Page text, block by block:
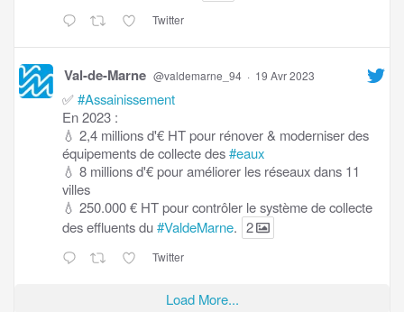
Twitter
Val-de-Marne @valdemarne_94 · 19 Avr 2023
✅#Assainissement
En 2023 :
💧 2,4 millions d'€ HT pour rénover & moderniser des
équipements de collecte des#eaux
💧 8 millions d'€ pour améliorer les réseaux dans 11
villes
💧 250.000 € HT pour contrôler le système de collecte
des effluents du#ValdeMarne. 2
Twitter
Load More...